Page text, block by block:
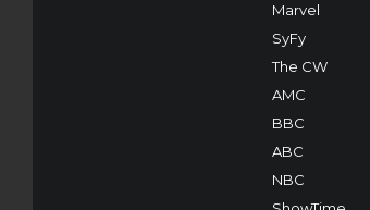
Marvel
SyFy
The CW
AMC
BBC
ABC
NBC